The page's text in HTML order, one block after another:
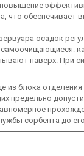
что обеспечивает
осадок
наверх. При
из блока
предельно
сорбента до